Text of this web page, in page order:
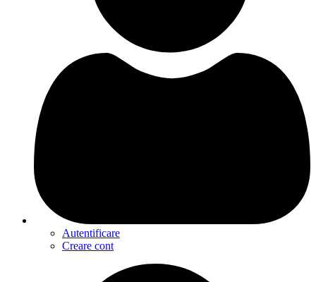
Autentificare
Creare cont